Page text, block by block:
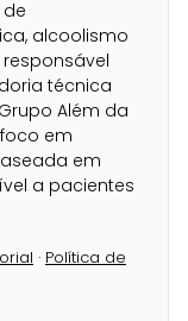
alcoolismo
técnica
Além da
em
em
a pacientes
· Política de